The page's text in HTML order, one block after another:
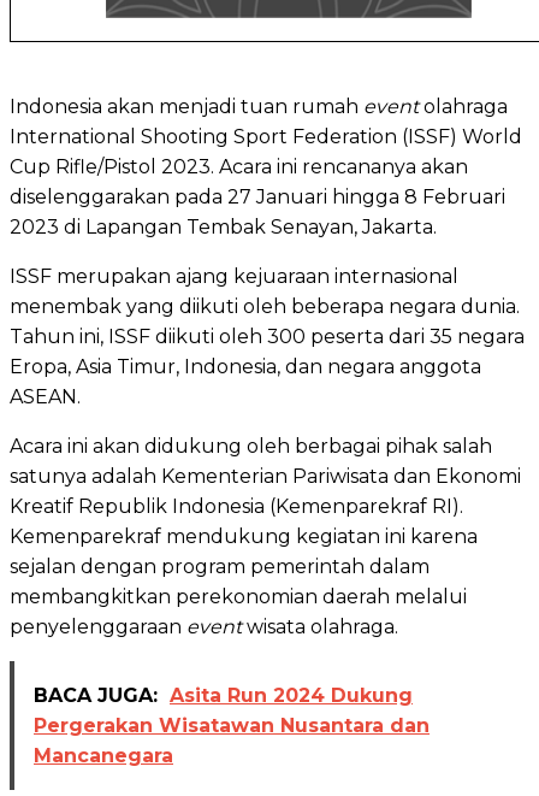
Indonesia akan menjadi tuan rumah eventolahraga
International Shooting Sport Federation (ISSF) World
Cup Rifle/Pistol 2023. Acara ini rencananya akan
diselenggarakan pada 27 Januari hingga 8 Februari
2023 di Lapangan Tembak Senayan, Jakarta.
ISSF merupakan ajang kejuaraan internasional
menembak yang diikuti oleh beberapa negara dunia.
Tahun ini, ISSF diikuti oleh 300 peserta dari 35 negara
Eropa, Asia Timur, Indonesia, dan negara anggota
ASEAN.
Acara ini akan didukung oleh berbagai pihak salah
satunya adalah Kementerian Pariwisata dan Ekonomi
Kreatif Republik Indonesia (Kemenparekraf RI).
Kemenparekraf mendukung kegiatan ini karena
sejalan dengan program pemerintah dalam
membangkitkan perekonomian daerah melalui
penyelenggaraan eventwisata olahraga.
BACA JUGA: Asita Run 2024 Dukung
Pergerakan Wisatawan Nusantara dan
Mancanegara